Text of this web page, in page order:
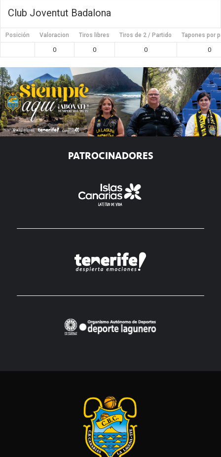
Club Joventut Badalona
Posición Valoracion Tiros libres Tiros de 2 / Partido Tapones por
0 0 0 0
PATROCINADORES